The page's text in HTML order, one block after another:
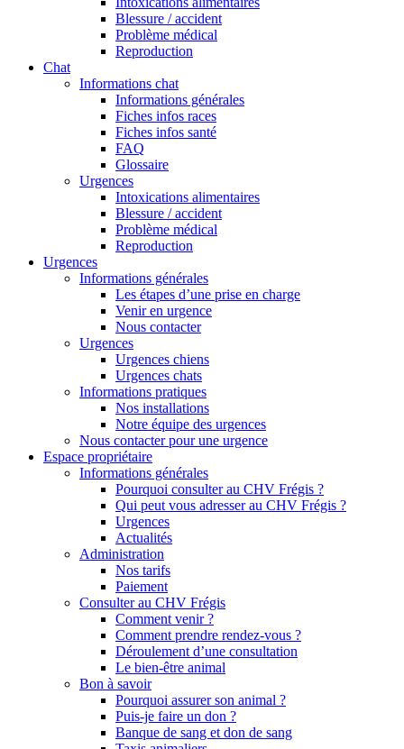
Blessure / accident
Problème médical
Reproduction
Chat
Informations chat
Informations générales
Fiches infos races
Fiches infos santé
FAQ
Glossaire
Urgences
Intoxications alimentaires
Blessure / accident
Problème médical
Reproduction
Urgences
Informations générales
Les étapes d’une prise en charge
Venir en urgence
Nous contacter
Urgences
Urgences chiens
Urgences chats
Informations pratiques
Nos installations
Notre équipe des urgences
Nous contacter pour une urgence
Espace propriétaire
Informations générales
Pourquoi consulter au CHV Frégis ?
Qui peut vous adresser au CHV Frégis ?
Urgences
Actualités
Administration
Nos tarifs
Paiement
Consulter au CHV Frégis
Comment venir ?
Comment prendre rendez-vous ?
Déroulement d’une consultation
Le bien-être animal
Bon à savoir
Pourquoi assurer son animal ?
Puis-je faire un don ?
Banque de sang et don de sang